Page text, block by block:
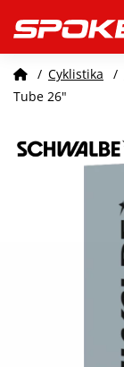
/ Cyklistika /
Tube 26"